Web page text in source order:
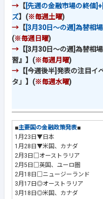
→ 【[先週の金融市場の終値
ズ】(※毎週土曜)
→ 【[3月30日～の週]為替相
(※毎週日曜)
→ 【[3月30日～の週]為替相
習』】(※毎週月曜)
→ 【[今週後半]発表の注目
タ」】(※毎週水曜)
■主要国の金融政策発表■
1月23日▼日本
1月28日▼米国、カナダ
2月3日□オーストラリア
2月5日□英国、ユーロ圏
2月18日□ニュージーランド
3月17日◎オーストラリア
3月18日◎米国、カナダ